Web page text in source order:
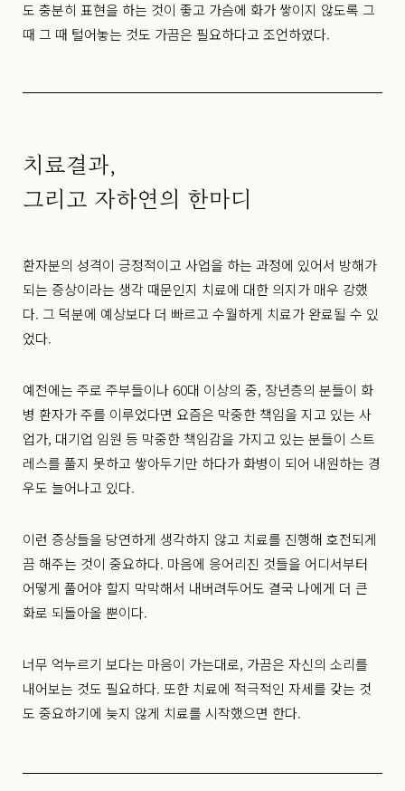
도 충분히 표현을 하는 것이 좋고 가슴에 화가 쌓이지 않도록 그
때 그 때 털어놓는 것도 가끔은 필요하다고 조언하였다.
치료결과,
그리고 자하연의 한마디
환자분의 성격이 긍정적이고 사업을 하는 과정에 있어서 방해가
되는 증상이라는 생각 때문인지 치료에 대한 의지가 매우 강했
다. 그 덕분에 예상보다 더 빠르고 수월하게 치료가 완료될 수 있
었다.
예전에는 주로 주부들이나 60대 이상의 중, 장년층의 분들이 화
병 환자가주를 이루었다면 요즘은 막중한 책임을 지고 있는 사
업가, 대기업 임원 등 막중한 책임감을 가지고 있는 분들이 스트
레스를 풀지 못하고 쌓아두기만 하다가 화병이 되어 내원하는 경
우도 늘어나고 있다.
이런 증상들을 당연하게 생각하지 않고 치료를 진행해 호전되게
끔 해주는 것이 중요하다. 마음에 응어리진 것들을 어디서부터
어떻게 풀어야 할지 막막해서 내버려두어도 결국 나에게 더 큰
화로 되돌아올 뿐이다.
너무 억누르기 보다는 마음이 가는대로, 가끔은 자신의 소리를
내어보는 것도 필요하다. 또한 치료에 적극적인 자세를 갖는 것
도 중요하기에 늦지 않게 치료를 시작했으면 한다.